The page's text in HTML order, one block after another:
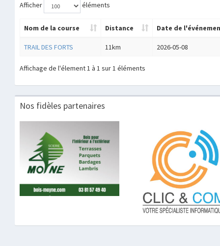
Afficher éléments
Nom de la course Distance Date de
TRAIL DES FORTS 11km 2026-05-08
Affichage de l'élement 1 à 1 sur 1 éléments
Nos fidèles partenaires